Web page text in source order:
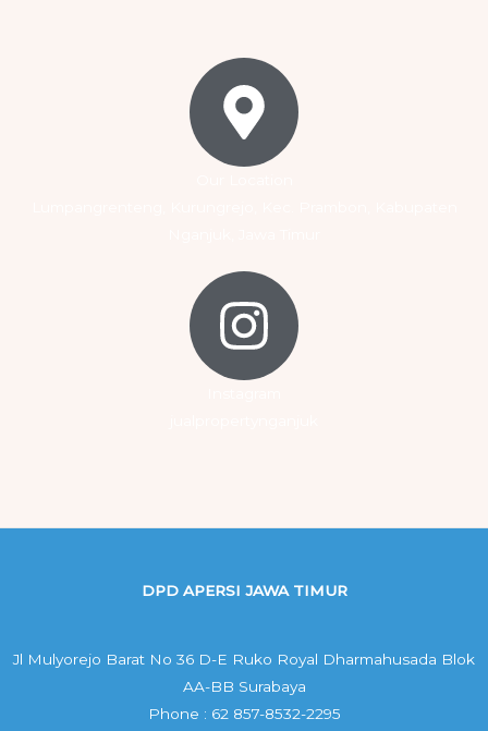
DPD APERSI JAWA TIMUR
Jl Mulyorejo Barat No 36 D-E Ruko Royal Dharmahusada Blok
AA-BB Surabaya
Phone : 62 857-8532-2295